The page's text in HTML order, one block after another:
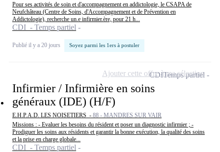
Pour ses activités de soin et d'accompagnement en addictologie, le CSAPA de
Neufchâteau (Centre de Soins, d'Accompagnement et de Prévention en
Addictologie), recherche un.e infirmier.ère, pour 21 h...
CDI - Temps partiel
Publié il y a 20 jours Soyez parmi les 1ers à postuler
Infirmier / Infirmière en soins
généraux (IDE) (H/F)
E.H.P.A.D. LES NOISETIERS - 88 - MANDRES SUR VAIR
Missions : - Evaluer les besoins du résident et poser un diagnostic infirmier ; -
Prodiguer les soins aux résidents et garantir la bonne exécution, la qualité des soins
et la prise en charge globale...
CDI - Temps partiel
CDITemps partiel
Ajouter cette offre à ma sélection